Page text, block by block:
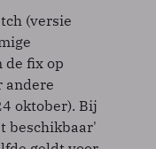
(versie
de fix op
andere
oktober). Bij
beschikbaar'